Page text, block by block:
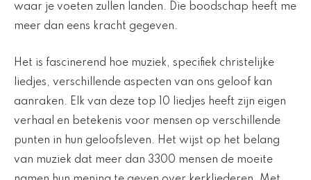
waar je voeten zullen landen. Die boodschap heeft me
meer dan eens kracht gegeven.
Het is fascinerend hoe muziek, specifiek christelijke
liedjes, verschillende aspecten van ons geloof kan
aanraken. Elk van deze top 10 liedjes heeft zijn eigen
verhaal en betekenis voor mensen op verschillende
punten in hun geloofsleven. Het wijst op het belang
van muziek dat meer dan 3300 mensen de moeite